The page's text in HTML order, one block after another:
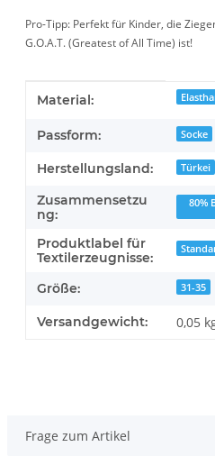
Pro-Tipp: Perfekt für Kinder, die
G.O.A.T. (Greatest of All Time) ist!
Produkteigenschaft
Wert
Material:
Passform: Socke
Herstellungsland: Türkei
Zusammensetzu
ng:
80%
Produktlabel für
Textilerzeugnisse:
Größe: 31-35
Versandgewicht: 0,05
Frage zum Artikel